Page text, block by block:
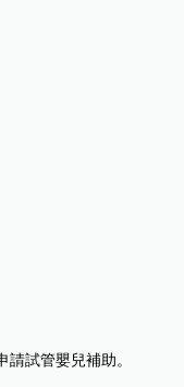
試管嬰兒補助。